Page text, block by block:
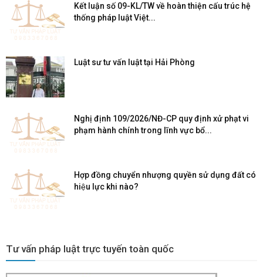
Kết luận số 09-KL/TW về hoàn thiện cấu trúc hệ
thống pháp luật Việt...
Luật sư tư vấn luật tại Hải Phòng
Nghị định 109/2026/NĐ-CP quy định xử phạt vi
phạm hành chính trong lĩnh vực bổ...
Hợp đồng chuyển nhượng quyền sử dụng đất có
hiệu lực khi nào?
Tư vấn pháp luật trực tuyến toàn quốc